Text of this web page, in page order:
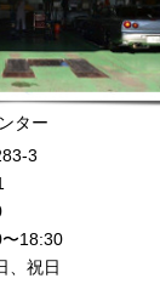
ター
3
18:30
祝日